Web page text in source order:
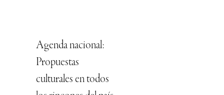
Agenda nacional:
Propuestas
culturales en todos